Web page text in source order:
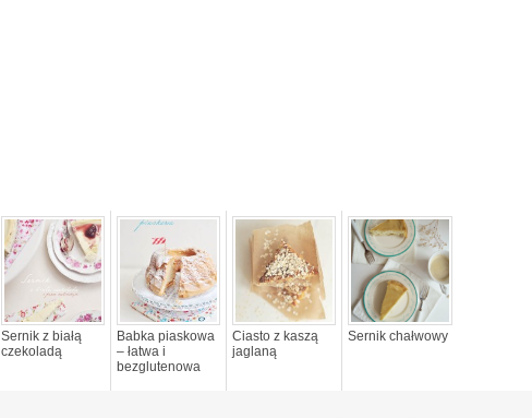
Sernik z białą
czekoladą
Babka piaskowa
– łatwa i
bezglutenowa
Ciasto z kaszą
jaglaną
Sernik chałwowy